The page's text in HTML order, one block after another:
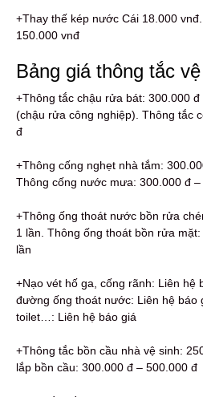
+Thay thế kép nước Cái 18.000
150.000 vnđ
Bảng giá thông tắc
+Thông tắc chậu rửa bát: 300.000
(chậu rửa công nghiệp). Thông tắc
đ
+Thông cống nghẹt nhà tắm:
Thông cống nước mưa: 300.000 đ
+Thông ống thoát nước bồn rửa
1 lần. Thông ống thoát bồn rửa
lần
+Nạo vét hố ga, cống rãnh: Liên hệ
đường ống thoát nước: Liên hệ báo
toilet…: Liên hệ báo giá
+Thông tắc bồn cầu nhà vệ sinh:
lắp bồn cầu: 300.000 đ – 500.000 đ